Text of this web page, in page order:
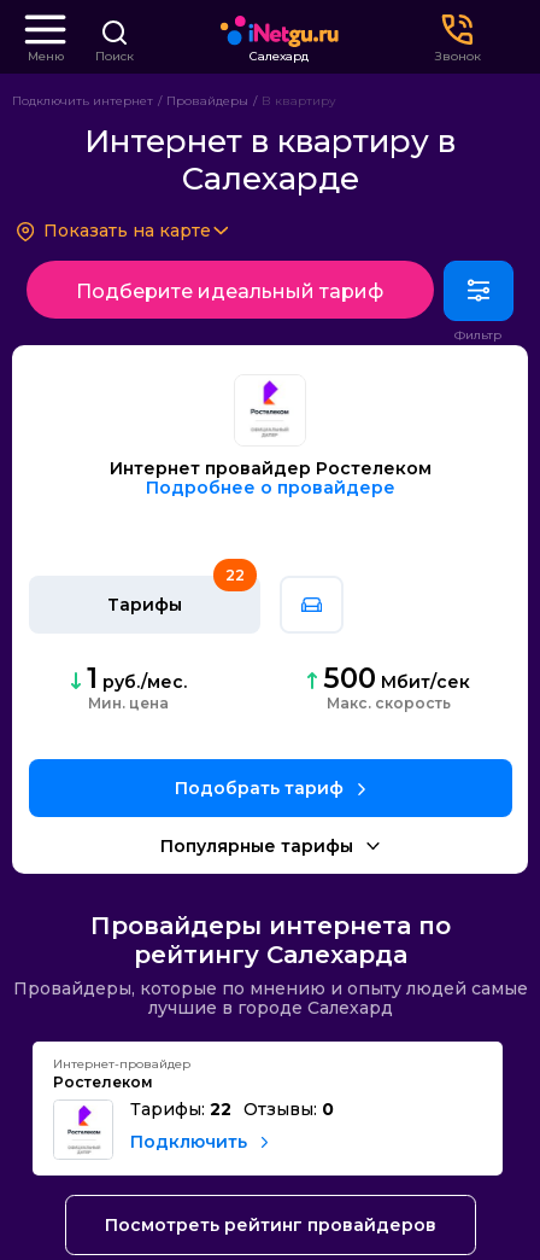
Меню Поиск Салехард Звонок
Подключить интернет Провайдеры В квартиру
Интернет в квартиру в
Салехарде
Показать на карте
Подберите идеальный тариф
Интернет провайдер Ростелеком
Подробнее о провайдере
Тарифы
22
1 руб./мес.
Мин. цена
500 Мбит/сек
скорость
Провайдеры интернета по
рейтингу Салехарда
Провайдеры, которые по мнению и опыту людей самые
лучшие в городе Салехард
Интернет-провайдер
Ростелеком
Тарифы: 22 Отзывы: 0
Подключить
Посмотреть рейтинг провайдеров